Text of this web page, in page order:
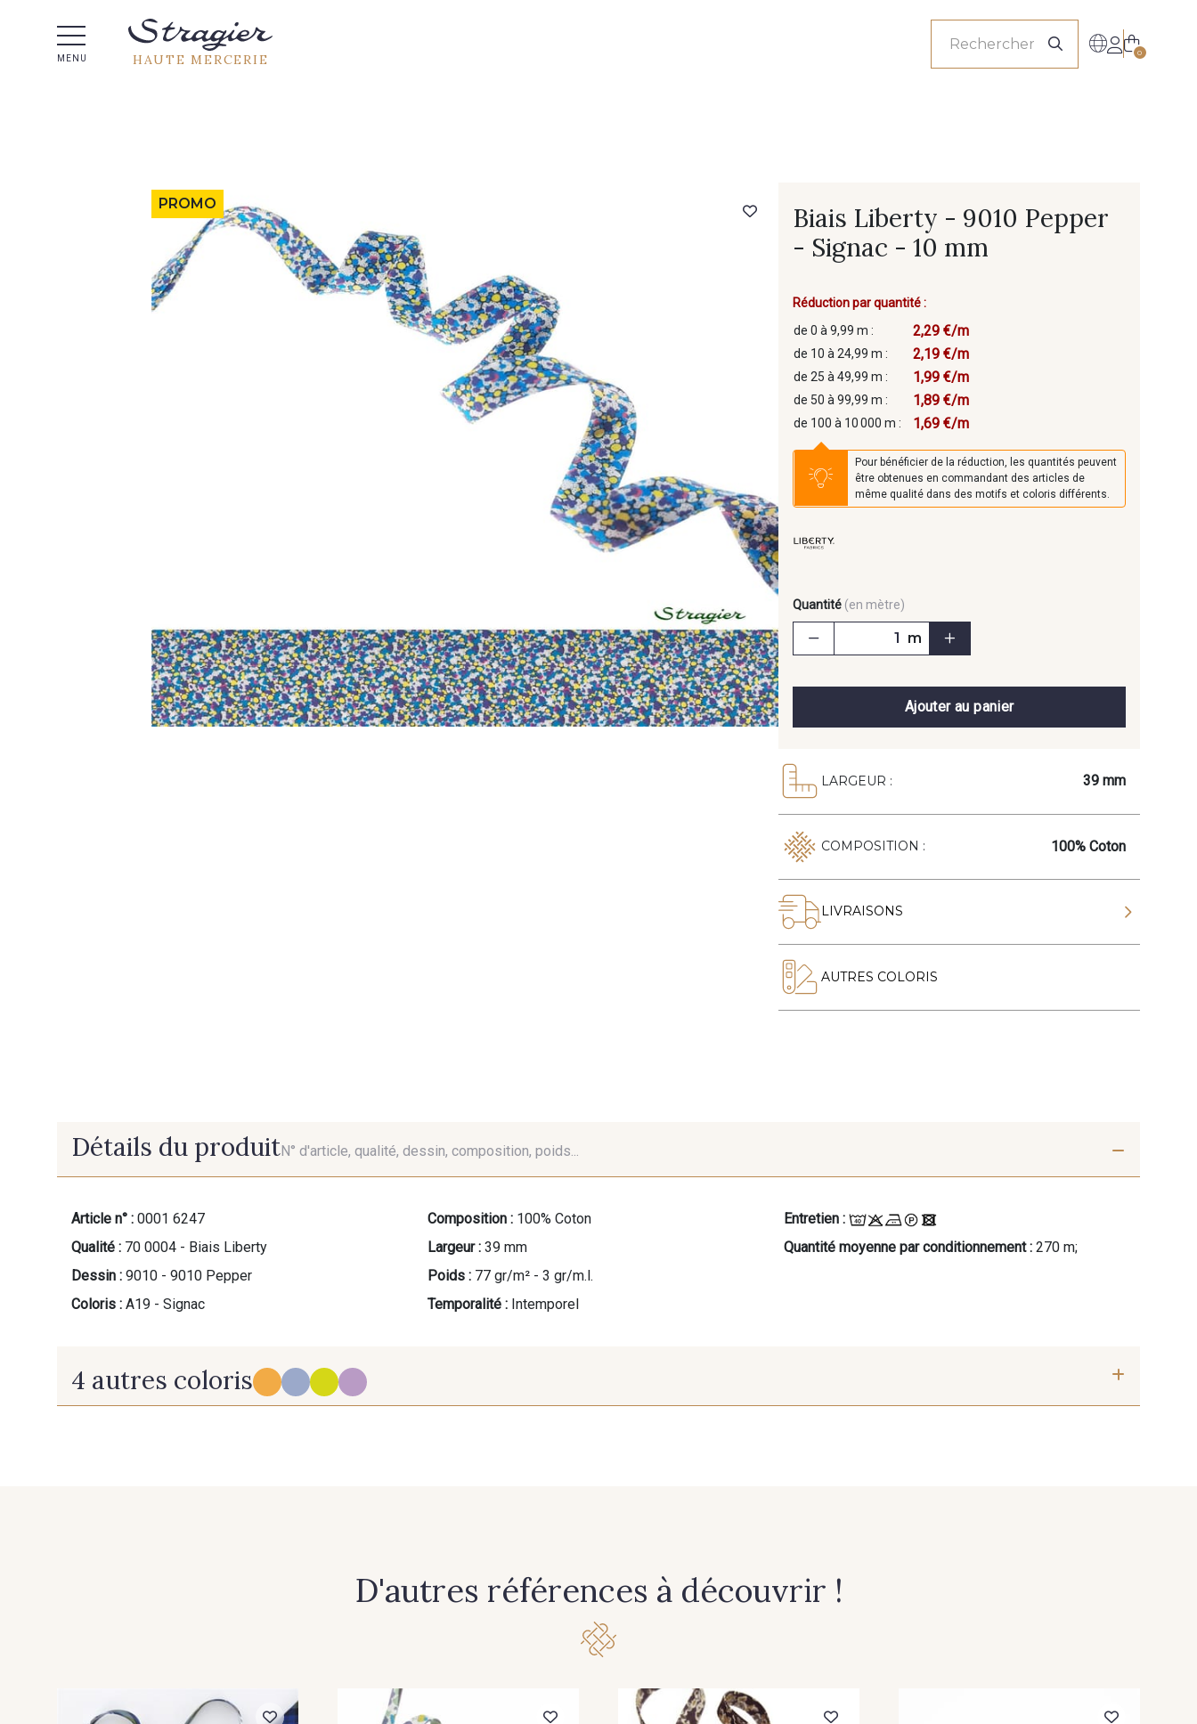
MENU HAUTE MERCERIE 0
PROMO
Biais Liberty - 9010 Pepper
- Signac - 10 mm
Réduction par quantité :
de 0 à 9,99 m :
2,29 €/m
de 10 à 24,99 m : 2,19 €/m
de 25 à 49,99 m : 1,99 €/m
de 50 à 99,99 m : 1,89 €/m
de 100 à 10 000 m : 1,69 €/m
Pour bénéficier de la réduction, les quantités peuvent
être obtenues en commandant des articles de
même qualité dans des motifs et coloris différents.
Quantité (en mètre)
m
Ajouter au panier
LARGEUR : 39 mm
COMPOSITION : 100% Coton
LIVRAISONS
AUTRES COLORIS
Détails du produitN° d'article, qualité, dessin, composition, poids...
Article n° : 0001 6247
Qualité : 70 0004 - Biais Liberty
Dessin : 9010 - 9010 Pepper
Coloris : A19 - Signac
Composition : 100% Coton
Largeur : 39 mm
Poids : 77 gr/m² - 3 gr/m.l.
Temporalité : Intemporel
Entretien :
Quantité moyenne par conditionnement : 270 m;
4 autres coloris
D'autres références à découvrir !